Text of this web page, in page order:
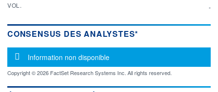
VOL.
-
CONSENSUS DES ANALYSTES*
Message d'information
Information non disponible
Copyright © 2026 FactSet Research Systems Inc. All rights reserved.